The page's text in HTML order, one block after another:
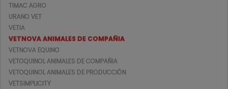
TIMAC AGRO
URANO VET
VETIA
VETNOVA ANIMALES DE COMPAÑIA
VETNOVA EQUINO
VETOQUINOL ANIMALES DE COMPAÑIA
VETOQUINOL ANIMALES DE PRODUCCIÓN
VETSIMPLICITY